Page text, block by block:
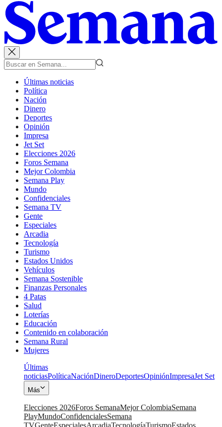
Últimas noticias
Política
Nación
Dinero
Deportes
Opinión
Impresa
Jet Set
Elecciones 2026
Foros Semana
Mejor Colombia
Semana Play
Mundo
Confidenciales
Semana TV
Gente
Especiales
Arcadia
Tecnología
Turismo
Estados Unidos
Vehículos
Semana Sostenible
Finanzas Personales
4 Patas
Salud
Loterías
Educación
Contenido en colaboración
Semana Rural
Mujeres
Últimas
noticiasPolíticaNaciónDineroDeportesOpiniónImpresaJet Set
Más
Elecciones 2026Foros SemanaMejor ColombiaSemana
PlayMundoConfidencialesSemana
TVGenteEspecialesArcadiaTecnologíaTurismoEstados